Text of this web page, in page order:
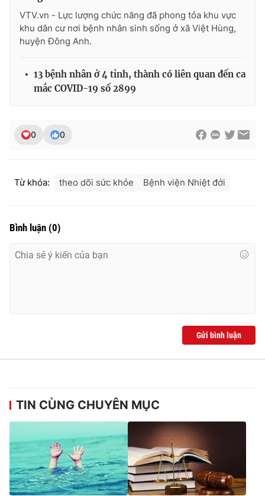
Email:
toasoan@vtv.vn
Liên hệ quảng cáo:024-7300.7108
thông tin từ website này.
VTV.vn - Lực lượng chức năng đã phong tỏa khu vực
khu dân cư nơi bệnh nhân sinh sống ở xã Việt Hùng,
huyện Đông Anh.
13 bệnh nhân ở 4 tỉnh, thành có liên quan đến ca
mắc COVID-19 số 2899
0 0
Từ khóa: theo dõi sức khỏe Bệnh viện Nhiệt đới
Bình luận (0)
Gửi bình luận
TIN CÙNG CHUYÊN MỤC